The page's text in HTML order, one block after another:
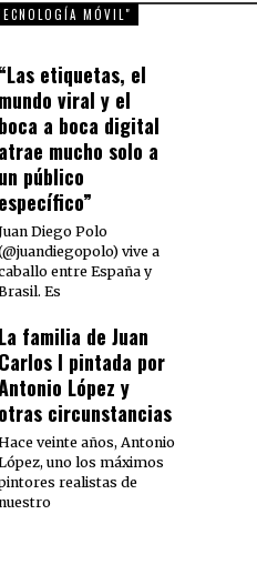
MÓVIL"
“Las etiquetas, el
mundo viral y el
boca a boca digital
atrae mucho solo a
un público
específico”
Diego Polo
vive a
entre España y
Es
La familia de Juan
Carlos I pintada por
López y
otras circunstancias
veinte años, Antonio
uno los máximos
realistas de